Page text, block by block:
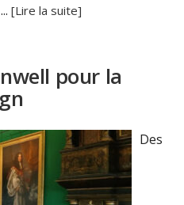
[Lire la suite]
pour la
Des